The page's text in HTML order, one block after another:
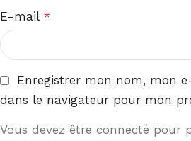
E-mail *
Enregistrer mon nom, mon
dans le navigateur pour mon
Vous devez être connecté pour